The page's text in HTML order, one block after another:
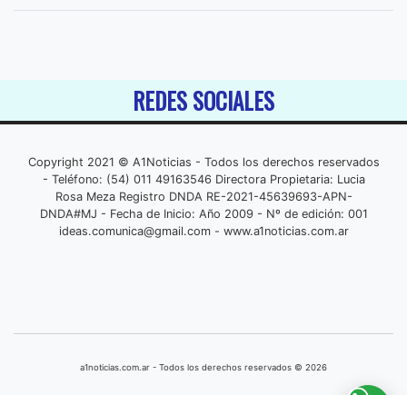
REDES SOCIALES
Copyright 2021 © A1Noticias - Todos los derechos reservados
- Teléfono: (54) 011 49163546 Directora Propietaria: Lucia
Rosa Meza Registro DNDA RE-2021-45639693-APN-
DNDA#MJ - Fecha de Inicio: Año 2009 - Nº de edición: 001
ideas.comunica@gmail.com- www.a1noticias.com.ar
a1noticias.com.ar - Todos los derechos reservados © 2026